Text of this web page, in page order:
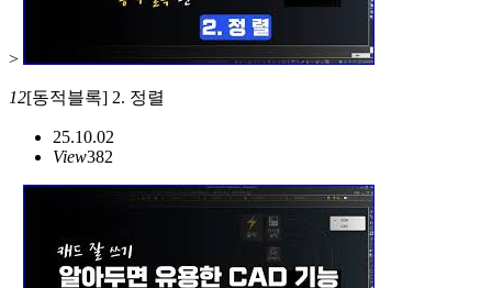
>
12[동적블록] 2. 정렬
25.10.02
View382